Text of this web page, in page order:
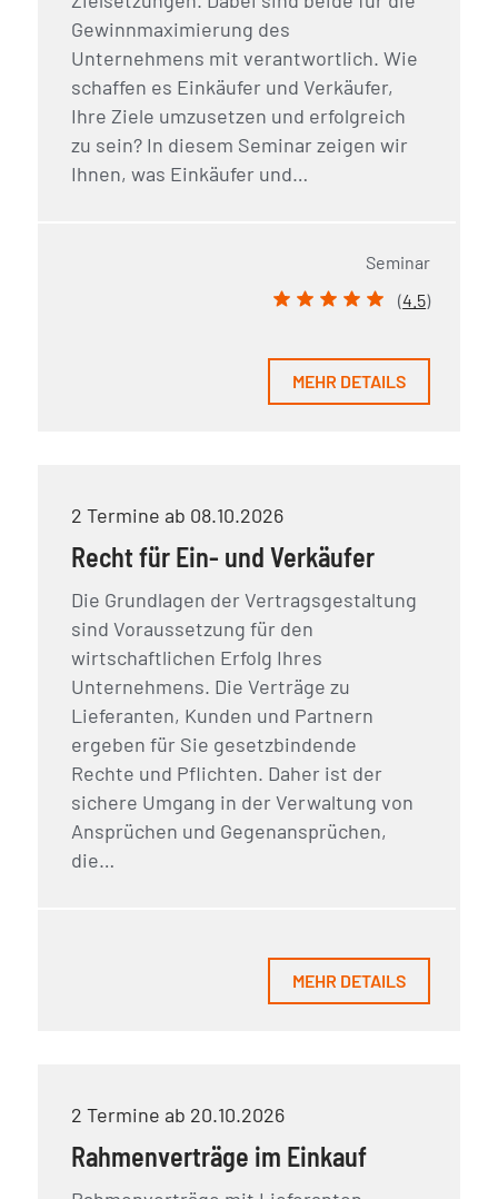
Gewinnmaximierung des
Unternehmens mit verantwortlich. Wie
schaffen es Einkäufer und Verkäufer,
Ihre Ziele umzusetzen und erfolgreich
zu sein? In diesem Seminar zeigen wir
Ihnen, was Einkäufer und…
Seminar
(4.5)
MEHR DETAILS
2 Termine ab 08.10.2026
Recht für Ein- und Verkäufer
Die Grundlagen der Vertragsgestaltung
sind Voraussetzung für den
wirtschaftlichen Erfolg Ihres
Unternehmens. Die Verträge zu
Lieferanten, Kunden und Partnern
ergeben für Sie gesetzbindende
Rechte und Pflichten. Daher ist der
sichere Umgang in der Verwaltung von
Ansprüchen und Gegenansprüchen,
die…
MEHR DETAILS
2 Termine ab 20.10.2026
Rahmenverträge im Einkauf